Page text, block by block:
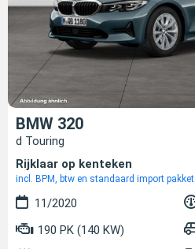
BMW 320
d Touring
Rijklaar op kenteken
incl. BPM, btw en standaard import pakket
11/2020
190 PK (140 KW)